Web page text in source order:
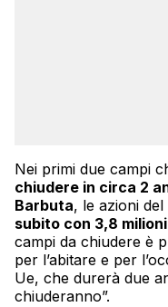
Nei primi due campi
chiudere in circa 2
Barbuta, le azioni del
subito con 3,8
campi da chiudere è
per l’abitare e per
Ue, che durerà due
chiuderanno”.